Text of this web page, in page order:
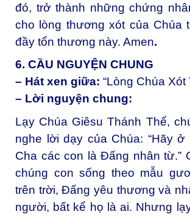
đó, trở thành những chứng
cho lòng thương xót của Chúa
đầy tổn thương này. Amen.
6. CẦU NGUYỆN CHUNG
– Hát xen giữa: “Lòng Chúa Xót
– Lời nguyện chung:
Lạy Chúa Giêsu Thánh Thể, c
nghe lời dạy của Chúa: “Hãy
Cha các con là Đấng nhân từ.”
chúng con sống theo mẫu
trên trời, Đấng yêu thương và
người, bất kể họ là ai. Nhưng